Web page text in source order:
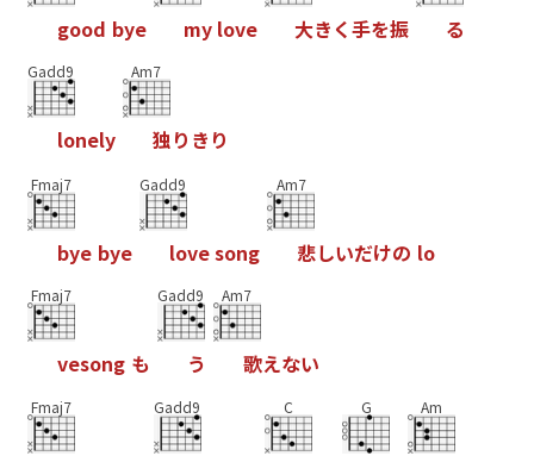
good bye my love 大き く手を振 る
Gadd9
lonely
Am7
独り き り
Fmaj7
bye bye
Gadd9
lovesong
Am7
悲しいだけの lo
Fmaj7
vesong も
Gadd9
う
Am7
歌えない
Fmaj7 Gadd9 C G Am